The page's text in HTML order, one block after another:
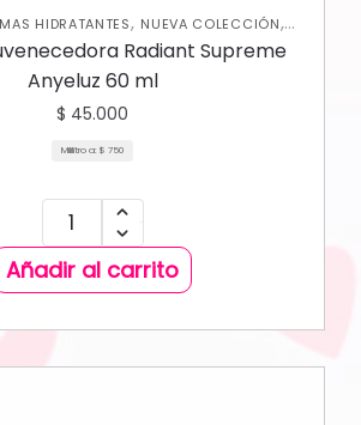
HIDRATANTES, NUEVA COLECCIÓN,
ROSTRO Radiant Supreme
Anyeluz 60 ml
$ 45.000
Mililitro a: $ 750
Añadir al carrito